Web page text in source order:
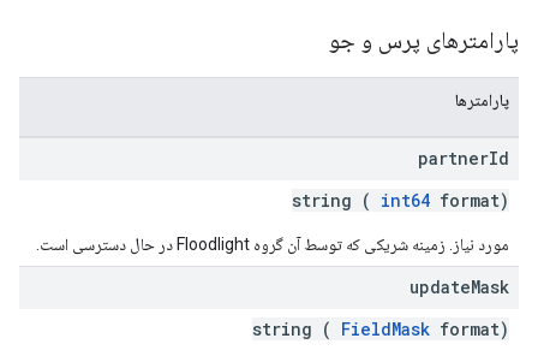
پارامترهای پرس و جو
پارامترها
partnerId
string ( int64 format)
مورد نیاز. زمینه شریکی که توسط آن گروه Floodlight در حال دسترسی است.
updateMask
string ( FieldMask format)